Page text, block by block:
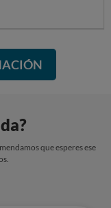
que esperes ese